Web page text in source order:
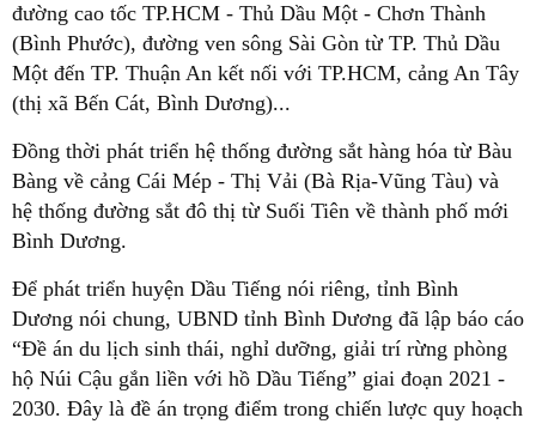
đường cao tốc TP.HCM - Thủ Dầu Một - Chơn Thành
(Bình Phước), đường ven sông Sài Gòn từ TP. Thủ Dầu
Một đến TP. Thuận An kết nối với TP.HCM, cảng An Tây
(thị xã Bến Cát, Bình Dương)...
Đồng thời phát triển hệ thống đường sắt hàng hóa từ Bàu
Bàng về cảng Cái Mép - Thị Vải (Bà Rịa-Vũng Tàu) và
hệ thống đường sắt đô thị từ Suối Tiên về thành phố mới
Bình Dương.
Để phát triển huyện Dầu Tiếng nói riêng, tỉnh Bình
Dương nói chung, UBND tỉnh Bình Dương đã lập báo cáo
“Đề án du lịch sinh thái, nghỉ dưỡng, giải trí rừng phòng
hộ Núi Cậu gắn liền với hồ Dầu Tiếng” giai đoạn 2021 -
2030. Đây là đề án trọng điểm trong chiến lược quy hoạch